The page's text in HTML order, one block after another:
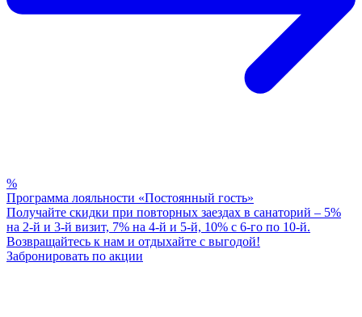
%
Программа лояльности «Постоянный гость»
Получайте скидки при повторных заездах в санаторий – 5%
на 2-й и 3-й визит, 7% на 4-й и 5-й, 10% с 6-го по 10-й.
Возвращайтесь к нам и отдыхайте с выгодой!
Забронировать по акции